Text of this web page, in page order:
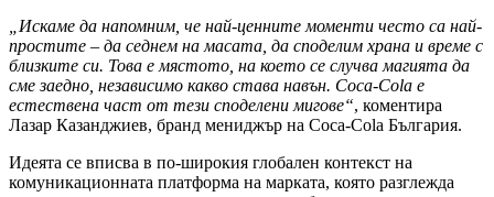
„Искаме да напомним, че най-ценните моменти често са най-
простите – да седнем на масата, да споделим храна и време с
близките си. Това е мястото, на което се случва магията да
сме заедно, независимо какво става навън. Coca-Cola е
естествена част от тези споделени мигове“, коментира
Лазар Казанджиев, бранд мениджър на Coca-Cola България.
Идеята се вписва в по-широкия глобален контекст на
комуникационната платформа на марката, която разглежда